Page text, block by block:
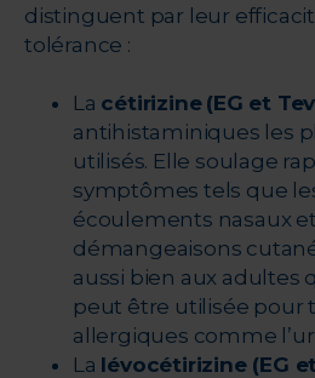
distinguent par leur
tolérance :
La cétirizine (EG et
antihistaminiques les
utilisés. Elle soulage
symptômes tels que
écoulements nasaux
démangeaisons
aussi bien aux adultes
peut être utilisée pour
allergiques comme
La lévocétirizine (EG et